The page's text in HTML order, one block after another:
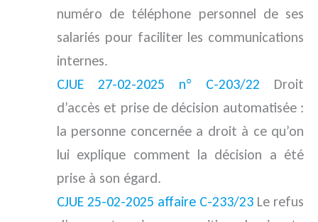
numéro de téléphone personnel de ses
salariés pour faciliter les communications
internes.
CJUE 27-02-2025 n° C-203/22 Droit
d’accès et prise de décision automatisée :
la personne concernée a droit à ce qu’on
lui explique comment la décision a été
prise à son égard.
CJUE 25-02-2025 affaire C-233/23 Le refus